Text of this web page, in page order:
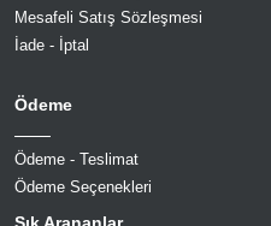
Mesafeli Satış Sözleşmesi
İade - İptal
Ödeme
Ödeme - Teslimat
Ödeme Seçenekleri